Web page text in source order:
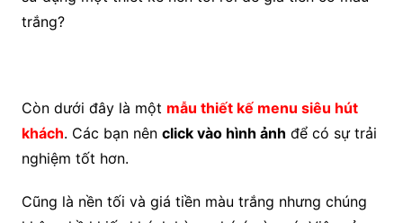
trắng?
Còn dưới đây là một mẫu thiết kế menu siêu hút
khách. Các bạn nên click vào hình ảnh để có sự trải
nghiệm tốt hơn.
Cũng là nền tối và giá tiền màu trắng nhưng chúng